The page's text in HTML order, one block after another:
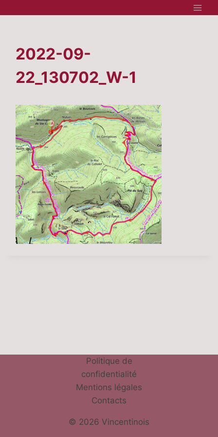
2022-09-
22_130702_W-1
Politique de
confidentialité
Mentions légales
Contacts
© 2026 Vincentinois